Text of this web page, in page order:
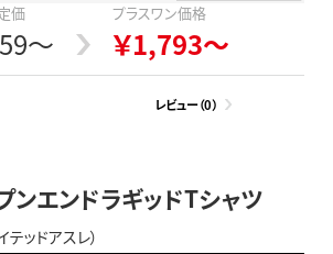
価
～
プラスワン価格
￥1,793～
レビュー（0）
エンドラギッドTシャツ
ッドアスレ）